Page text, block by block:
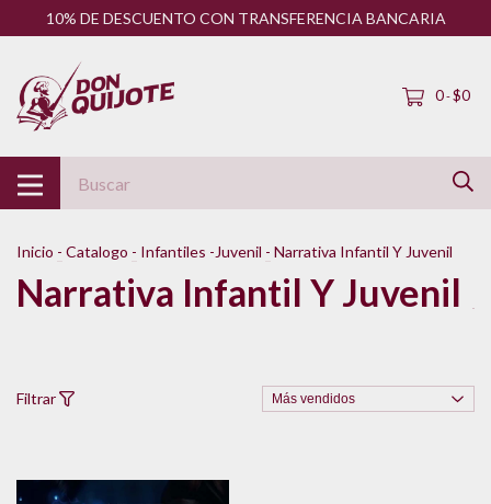
10% DE DESCUENTO CON TRANSFERENCIA BANCARIA
0-$0
Inicio - Catalogo - Infantiles -Juvenil - Narrativa Infantil Y Juvenil
Narrativa Infantil Y Juvenil
Filtrar